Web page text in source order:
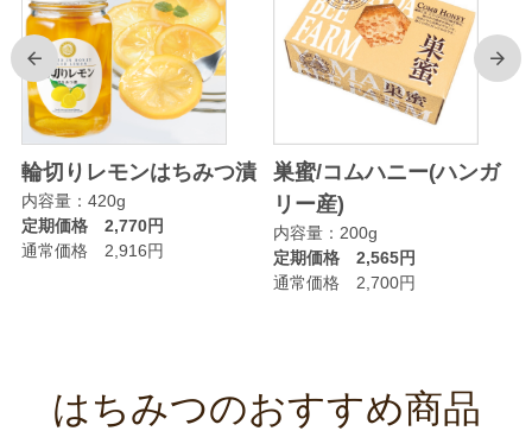
前
輪切りレモンはちみつ漬
内容量：420g
定期価格 2,770円
通常価格 2,916円
巣蜜/コムハニー(ハンガ
リー産)
内容量：200g
定期価格 2,565円
通常価格 2,700円
次
はちみつのおすすめ商品